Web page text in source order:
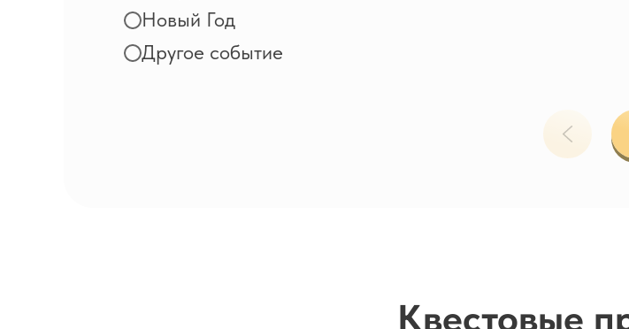
Новый Год
Другое событие
LET'S
GO!
Квестовые